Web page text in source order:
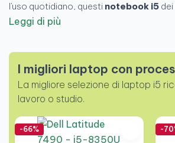
l'uso quotidiano, questi notebook i5
Delle ASUS
Ecoportatil.
Leggi di più
I migliori laptop con
La migliore selezione di laptop i5
lavoro o studio.
-66% -